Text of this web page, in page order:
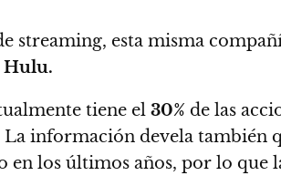
streaming, esta misma
Hulu.
tiene el 30% de las
La información devela también
en los últimos años, por lo que